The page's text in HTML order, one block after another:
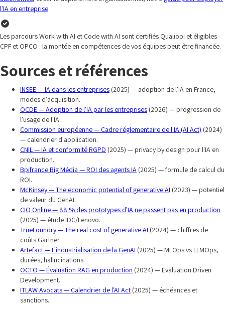
l'IA en entreprise.
Les parcours Work with AI et Code with AI sont certifiés Qualiopi et éligibles
CPF et OPCO : la montée en compétences de vos équipes peut être financée.
Sources et références
INSEE — IA dans les entreprises (2025) — adoption de l'IA en France,
modes d'acquisition.
OCDE — Adoption de l'IA par les entreprises (2026) — progression de
l'usage de l'IA.
Commission européenne — Cadre réglementaire de l'IA (AI Act) (2024)
— calendrier d'application.
CNIL — IA et conformité RGPD (2025) — privacy by design pour l'IA en
production.
Bpifrance Big Média — ROI des agents IA (2025) — formule de calcul du
ROI.
McKinsey — The economic potential of generative AI (2023) — potentiel
de valeur du GenAI.
CIO Online — 88 % des prototypes d'IA ne passent pas en production
(2025) — étude IDC/Lenovo.
TrueFoundry — The real cost of generative AI (2024) — chiffres de
coûts Gartner.
Artefact — L'industrialisation de la GenAI (2025) — MLOps vs LLMOps,
durées, hallucinations.
OCTO — Évaluation RAG en production (2024) — Evaluation Driven
Development.
ITLAW Avocats — Calendrier de l'AI Act (2025) — échéances et
sanctions.